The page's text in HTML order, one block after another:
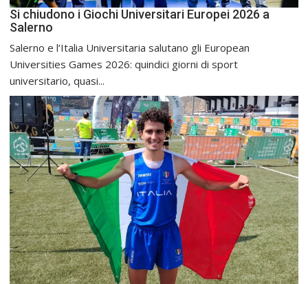
Si chiudono i Giochi Universitari Europei 2026 a
Salerno
Salerno e l’Italia Universitaria salutano gli European
Universities Games 2026: quindici giorni di sport
universitario, quasi...